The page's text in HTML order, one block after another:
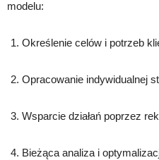
modelu:
Określenie celów i potrzeb
Opracowanie indywidualnej
Wsparcie działań poprzez
Bieżąca analiza i